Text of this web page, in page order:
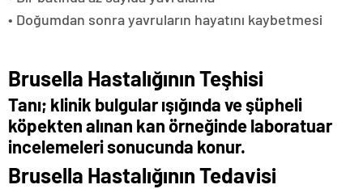
• Doğumdan sonra yavruların hayatını kaybetmesi
Brusella Hastalığının Teşhisi
Tanı; klinik bulgular ışığında ve şüpheli
köpekten alınan kan örneğinde laboratuar
incelemeleri sonucunda konur.
Brusella Hastalığının Tedavisi